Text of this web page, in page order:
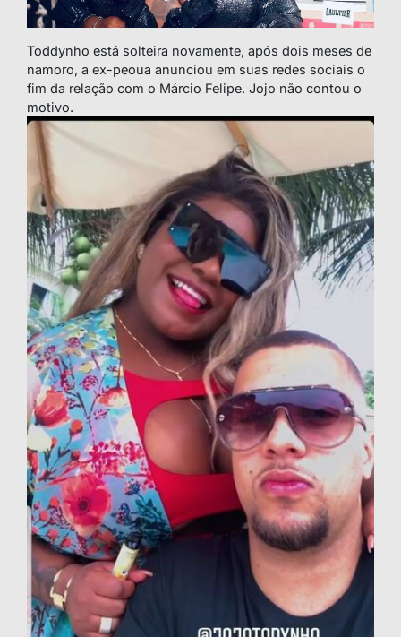
Toddynho está solteira novamente, após dois meses de
namoro, a ex-peoua anunciou em suas redes sociais o
fim da relação com o Márcio Felipe. Jojo não contou o
motivo.